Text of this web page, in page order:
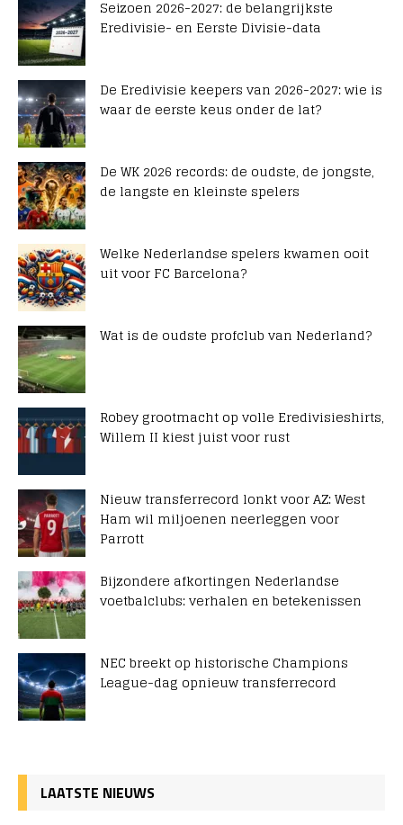
Seizoen 2026-2027: de belangrijkste
Eredivisie- en Eerste Divisie-data
De Eredivisie keepers van 2026-2027: wie is
waar de eerste keus onder de lat?
De WK 2026 records: de oudste, de jongste,
de langste en kleinste spelers
Welke Nederlandse spelers kwamen ooit
uit voor FC Barcelona?
Wat is de oudste profclub van Nederland?
Robey grootmacht op volle Eredivisieshirts,
Willem II kiest juist voor rust
Nieuw transferrecord lonkt voor AZ: West
Ham wil miljoenen neerleggen voor
Parrott
Bijzondere afkortingen Nederlandse
voetbalclubs: verhalen en betekenissen
NEC breekt op historische Champions
League-dag opnieuw transferrecord
LAATSTE NIEUWS